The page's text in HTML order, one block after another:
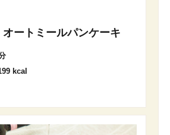
ートミールパンケーキ
kcal